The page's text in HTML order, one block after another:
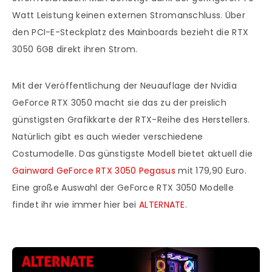
Watt Leistung keinen externen Stromanschluss. Über
den PCI-E-Steckplatz des Mainboards bezieht die RTX
3050 6GB direkt ihren Strom.
Mit der Veröffentlichung der Neuauflage der Nvidia
GeForce RTX 3050 macht sie das zu der preislich
günstigsten Grafikkarte der RTX-Reihe des Herstellers.
Natürlich gibt es auch wieder verschiedene
Costumodelle. Das günstigste Modell bietet aktuell die
Gainward GeForce RTX 3050 Pegasus mit 179,90 Euro.
Eine große Auswahl der GeForce RTX 3050 Modelle
findet ihr wie immer hier beiALTERNATE.